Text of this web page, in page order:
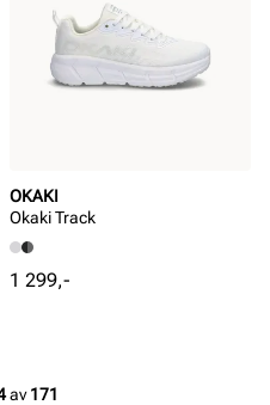
OKAKI
Okaki Track
Pris
1 299,-
av171